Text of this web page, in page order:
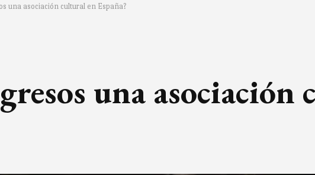
una asociación cultural en España?
una